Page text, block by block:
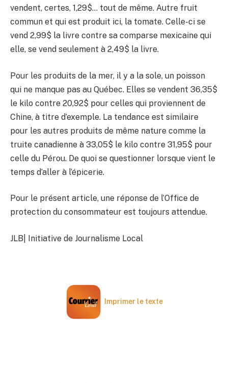
vendent, certes, 1,29$… tout de même. Autre fruit
commun et qui est produit ici, la tomate. Celle-ci se
vend 2,99$ la livre contre sa comparse mexicaine qui
elle, se vend seulement à 2,49$ la livre.
Pour les produits de la mer, il y a la sole, un poisson
qui ne manque pas au Québec. Elles se vendent 36,35$
le kilo contre 20,92$ pour celles qui proviennent de
Chine, à titre d’exemple. La tendance est similaire
pour les autres produits de même nature comme la
truite canadienne à 33,05$ le kilo contre 31,95$ pour
celle du Pérou. De quoi se questionner lorsque vient le
temps d’aller à l’épicerie.
Pour le présent article, une réponse de l’Office de
protection du consommateur est toujours attendue.
JLB| Initiative de Journalisme Local
Imprimer le texte